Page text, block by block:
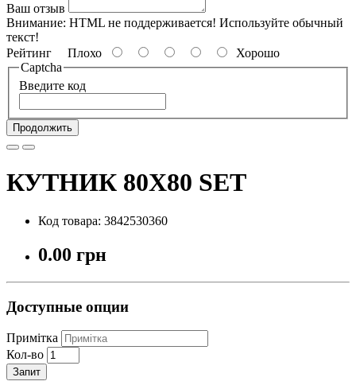
Ваш отзыв
Внимание: HTML не поддерживается! Используйте обычный
текст!
Рейтинг Плохо
Хорошо
Captcha
Введите код
Продолжить
КУТНИК 80X80 SET
Код товара: 3842530360
0.00 грн
Доступные опции
Примітка
Кол-во
Запит